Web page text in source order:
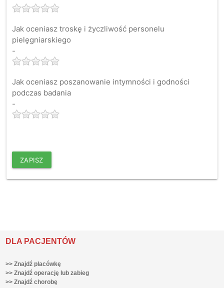
Jak oceniasz troskę i życzliwość personelu
pielęgniarskiego
-
Jak oceniasz poszanowanie intymności i godności
podczas badania
-
ZAPISZ
DLA PACJENTÓW
>> Znajdź placówkę
>> Znajdź operację lub zabieg
>> Znajdź chorobę